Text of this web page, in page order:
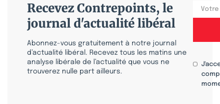
Recevez Contrepoints, le
journal d'actualité libéral
Abonnez-vous gratuitement à notre journal
d’actualité libéral. Recevez tous les matins une
analyse libérale de l’actualité que vous ne
trouverez nulle part ailleurs.